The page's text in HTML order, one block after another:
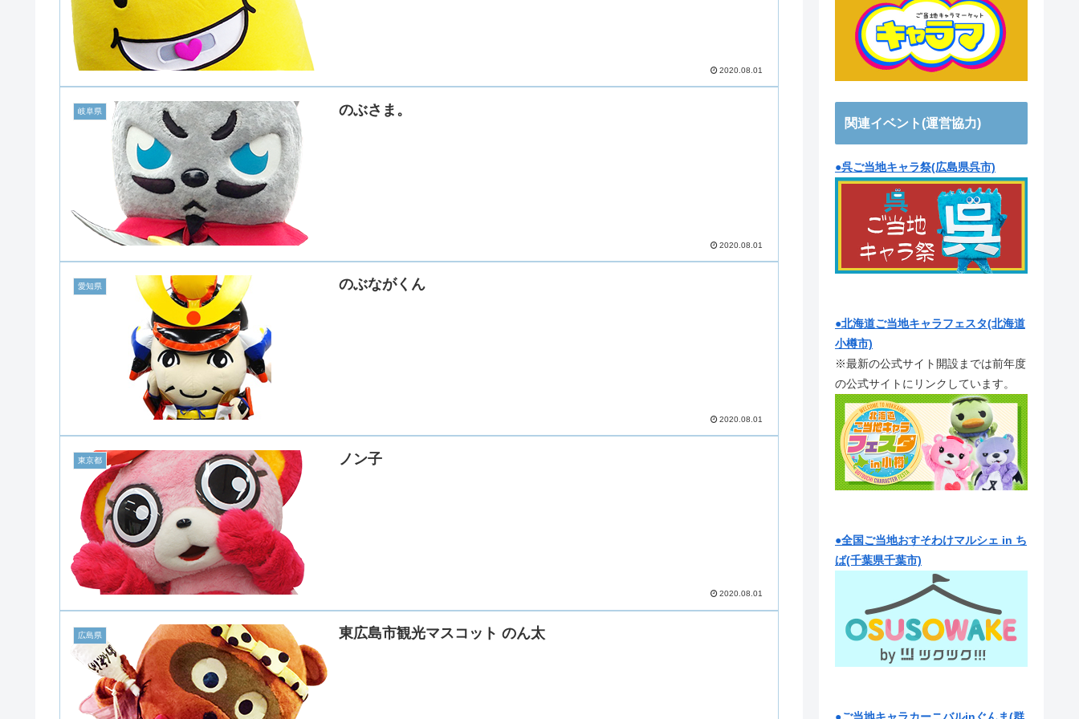
2020.08.01
岐阜県 のぶさま。
2020.08.01
愛知県 のぶながくん
2020.08.01
東京都 ノン子
2020.08.01
広島県 東広島市観光マスコット のん太
関連イベント(運営協力)
●呉ご当地キャラ祭(広島県呉市)
●北海道ご当地キャラフェスタ(北海道
小樽市)
※最新の公式サイト開設までは前年度
の公式サイトにリンクしています。
●全国ご当地おすそわけマルシェ in ち
ば(千葉県千葉市)
●ご当地キャラカーニバルinぐんま(群